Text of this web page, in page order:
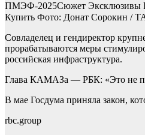
ПМЭФ-2025Сюжет Эксклюзивы
Купить Фото: Донат Сорокин /
Совладелец и гендиректор
прорабатываются меры
российская инфраструктура.
Глава КАМАЗа — РБК: «Это не
В мае Госдума приняла закон,
rbc.group